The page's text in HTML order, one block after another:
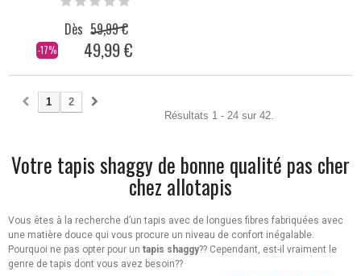
-17%
Dès 59,99 €
49,99 €
1
2
Résultats 1 - 24 sur 42.
Votre tapis shaggy de bonne qualité pas cher
chez allotapis
Vous êtes à la recherche d’un tapis avec de longues fibres fabriquées avec
une matière douce qui vous procure un niveau de confort inégalable.
Pourquoi ne pas opter pour un tapis shaggy?? Cependant, est-il vraiment le
genre de tapis dont vous avez besoin??